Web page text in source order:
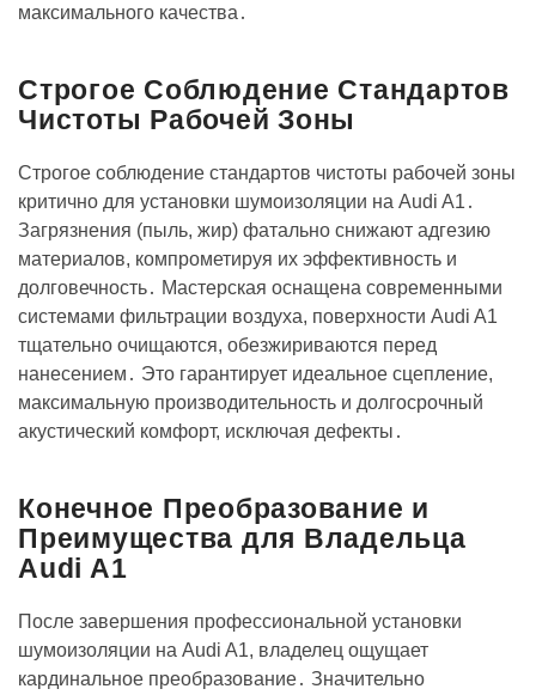
максимального качества․
Строгое Соблюдение Стандартов
Чистоты Рабочей Зоны
Строгое соблюдение стандартов чистоты рабочей зоны
критично для установки шумоизоляции на Audi A1․
Загрязнения (пыль, жир) фатально снижают адгезию
материалов, компрометируя их эффективность и
долговечность․ Мастерская оснащена современными
системами фильтрации воздуха, поверхности Audi A1
тщательно очищаются, обезжириваются перед
нанесением․ Это гарантирует идеальное сцепление,
максимальную производительность и долгосрочный
акустический комфорт, исключая дефекты․
Конечное Преобразование и
Преимущества для Владельца
Audi A1
После завершения профессиональной установки
шумоизоляции на Audi A1, владелец ощущает
кардинальное преобразование․ Значительно